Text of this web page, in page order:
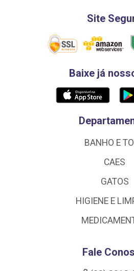
Site
Baixe já
BANHO E
CAES
GATOS
HIGIENE E
Fale